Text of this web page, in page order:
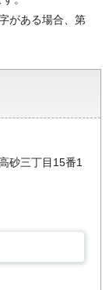
がある場合、第
砂三丁目15番1